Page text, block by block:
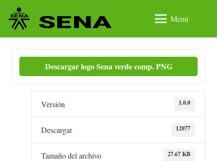
Menú
Descargar logo Sena verde comp. PNG
Versión 1.0.0
Descargar 12077
Tamaño del archivo 27.67 KB